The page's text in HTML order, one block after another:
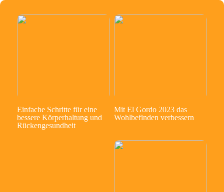
Einfache Schritte für eine
bessere Körperhaltung und
Rückengesundheit
Mit El Gordo 2023 das
Wohlbefinden verbessern